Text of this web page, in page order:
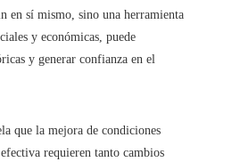
en sí mismo, sino una herramienta
y económicas, puede
y generar confianza en el
que la mejora de condiciones
requieren tanto cambios